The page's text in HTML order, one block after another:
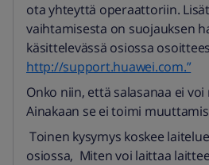
ota yhteyttä operaattoriin.
vaihtamisesta on suojauksen
käsittelevässä osiossa
http://support.huawei.com.”
Onko niin, että salasanaa ei
Ainakaan se ei toimi
Toinen kysymys koskee
osiossa, Miten voi laittaa